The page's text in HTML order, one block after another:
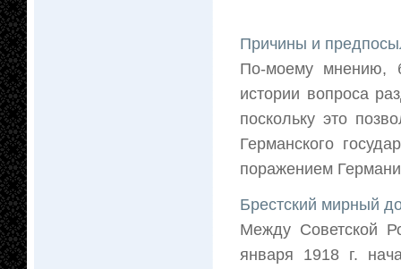
Причины и
По-моему мнению,
истории вопроса
поскольку это
Германского
поражением
Брестский мирный
Между Советской
января 1918 г.